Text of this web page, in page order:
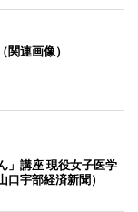
連画像）
」講座 現役女子医学
宇部経済新聞）